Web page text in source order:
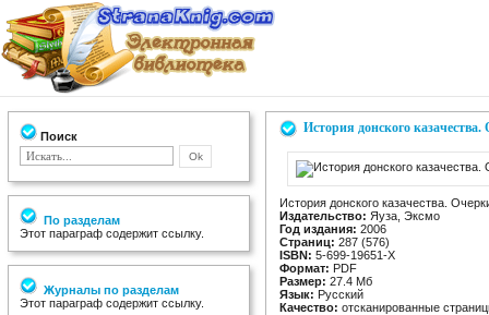
Поиск
По разделам
Этот параграф содержит ссылку.
Журналы по разделам
Этот параграф содержит ссылку.
История донского
История донского казачества.
Издательство: Яуза, Эксмо
Год издания: 2006
Страниц: 287 (576)
ISBN: 5-699-19651-X
Формат: PDF
Размер: 27.4 Мб
Язык: Русский
Качество: отсканированные